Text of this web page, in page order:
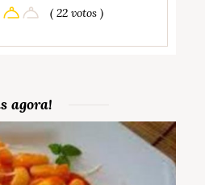
( 22 votos )
agora!